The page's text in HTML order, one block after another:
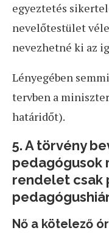
egyeztetés
nevelőtestület
nevezhetné ki az
Lényegében
tervben a
határidőt).
5. A törvény
pedagógusok
rendelet csak
Nő a kötelező